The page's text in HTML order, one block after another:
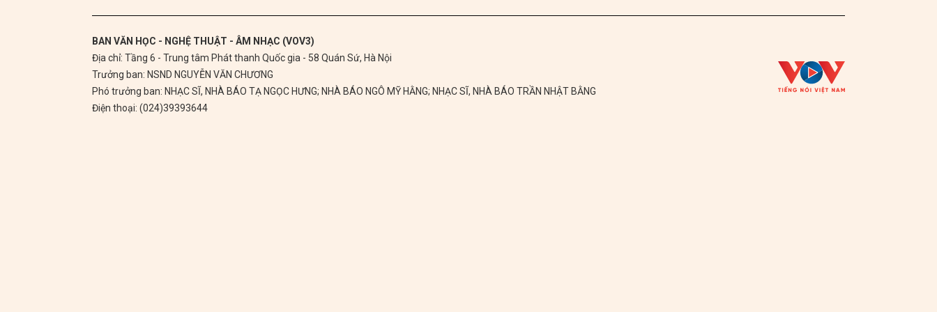
BAN VĂN HỌC - NGHỆ THUẬT - ÂM NHẠC (VOV3)
Địa chỉ: Tầng 6 - Trung tâm Phát thanh Quốc gia - 58 Quán Sứ, Hà Nội
Trưởng ban: NSND NGUYỄN VĂN CHƯƠNG
Phó trưởng ban: NHẠC SĨ, NHÀ BÁO TẠ NGỌC HƯNG; NHÀ BÁO NGÔ MỸ HẰNG; NHẠC SĨ, NHÀ BÁO TRẦN NHẬT BẰNG
Điện thoại: (024)39393644